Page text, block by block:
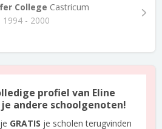
College Castricum
1994 - 2000
profiel van Eline
andere schoolgenoten!
GRATIS je scholen terugvinden